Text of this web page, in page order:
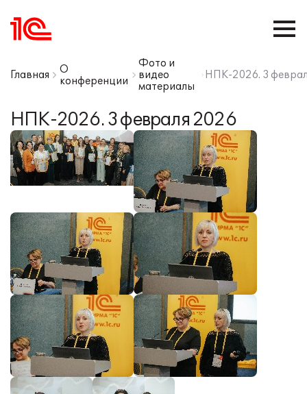
Главная
О
конференции
Фото и
видео
материалы
НПК-2026. 3
НПК-2026. 3 февраля 2026